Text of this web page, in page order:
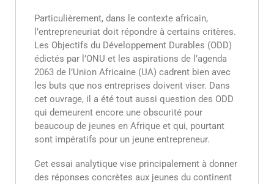
Particulièrement, dans le contexte africain,
l’entrepreneuriat doit répondre à certains critères.
Les Objectifs du Développement Durables (ODD)
édictés par l’ONU et les aspirations de l’agenda
2063 de l’Union Africaine (UA) cadrent bien avec
les buts que nos entreprises doivent viser. Dans
cet ouvrage, il a été tout aussi question des ODD
qui demeurent encore une obscurité pour
beaucoup de jeunes en Afrique et qui, pourtant
sont impératifs pour un jeune entrepreneur.
Cet essai analytique vise principalement à donner
des réponses concrètes aux jeunes du continent